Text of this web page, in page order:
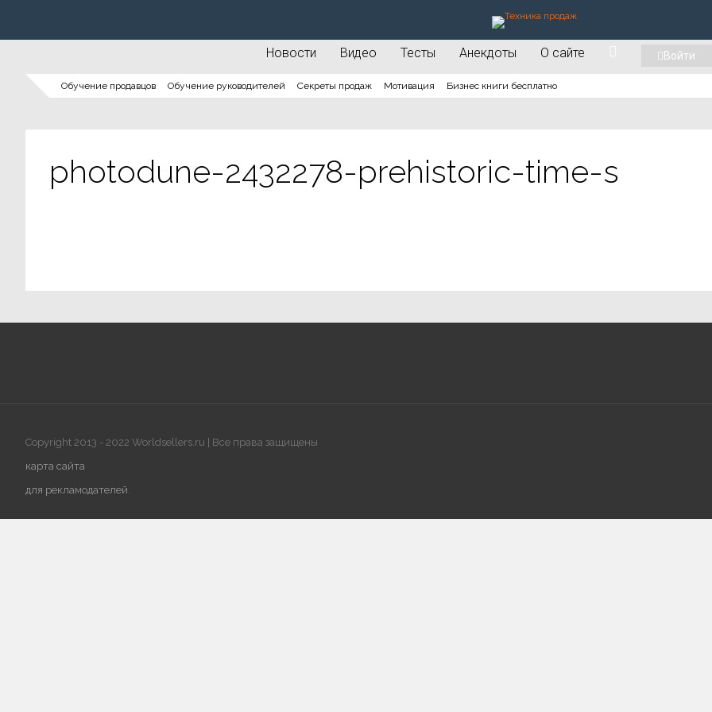
Новости Видео Тесты Анекдоты О сайте Войти
Обучение продавцов Обучение руководителей Секреты продаж Мотивация Бизнес книги бесплатно
photodune-2432278-prehistoric-time-s
Copyright 2013 - 2022 Worldsellers.ru | Все права защищены
карта сайта
для рекламодателей